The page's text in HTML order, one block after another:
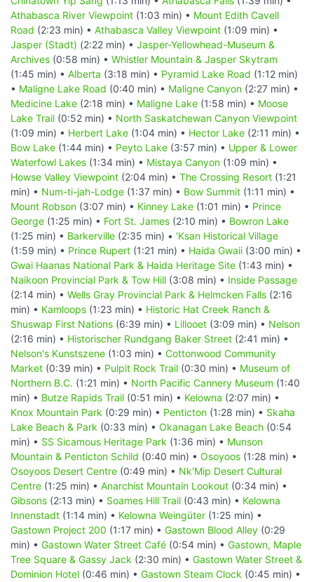
Athabasca River Viewpoint (1:03 min) • Mount Edith Cavell
Road (2:23 min) • Athabasca Valley Viewpoint (1:09 min) •
Jasper (Stadt) (2:22 min) • Jasper-Yellowhead-Museum &
Archives (0:58 min) • Whistler Mountain & Jasper Skytram
(1:45 min) • Alberta (3:18 min) • Pyramid Lake Road (1:12 min)
• Maligne Lake Road (0:40 min) • Maligne Canyon (2:27 min) •
Medicine Lake (2:18 min) • Maligne Lake (1:58 min) • Moose
Lake Trail (0:52 min) • North Saskatchewan Canyon Viewpoint
(1:09 min) • Herbert Lake (1:04 min) • Hector Lake (2:11 min) •
Bow Lake (1:44 min) • Peyto Lake (3:57 min) • Upper & Lower
Waterfowl Lakes (1:34 min) • Mistaya Canyon (1:09 min) •
Howse Valley Viewpoint (2:04 min) • The Crossing Resort (1:21
min) • Num-ti-jah-Lodge (1:37 min) • Bow Summit (1:11 min) •
Mount Robson (3:07 min) • Kinney Lake (1:01 min) • Prince
George (1:25 min) • Fort St. James (2:10 min) • Bowron Lake
(1:25 min) • Barkerville (2:35 min) • 'Ksan Historical Village
(1:59 min) • Prince Rupert (1:21 min) • Haida Gwaii (3:00 min) •
Gwai Haanas National Park & Haida Heritage Site (1:43 min) •
Naikoon Provincial Park & Tow Hill (3:08 min) • Inside Passage
(2:14 min) • Wells Gray Provincial Park & Helmcken Falls (2:16
min) • Kamloops (1:23 min) • Historic Hat Creek Ranch &
Shuswap First Nations (6:39 min) • Lillooet (3:09 min) • Nelson
(2:16 min) • Historischer Rundgang Baker Street (2:41 min) •
Nelson's Kunstszene (1:03 min) • Cottonwood Community
Market (0:39 min) • Pulpit Rock Trail (0:30 min) • Museum of
Northern B.C. (1:21 min) • North Pacific Cannery Museum (1:40
min) • Butze Rapids Trail (0:51 min) • Kelowna (2:07 min) •
Knox Mountain Park (0:29 min) • Penticton (1:28 min) • Skaha
Lake Beach & Park (0:33 min) • Okanagan Lake Beach (0:54
min) • SS Sicamous Heritage Park (1:36 min) • Munson
Mountain & Penticton Schild (0:40 min) • Osoyoos (1:28 min) •
Osoyoos Desert Centre (0:49 min) • Nk'Mip Desert Cultural
Centre (1:25 min) • Anarchist Mountain Lookout (0:34 min) •
Gibsons (2:13 min) • Soames Hill Trail (0:43 min) • Kelowna
Innenstadt (1:14 min) • Kelowna Weingüter (1:25 min) •
Gastown Project 200 (1:17 min) • Gastown Blood Alley (0:29
min) • Gastown Water Street Café (0:54 min) • Gastown, Maple
Tree Square & Gassy Jack (2:30 min) • Gastown Water Street &
Dominion Hotel (0:46 min) • Gastown Steam Clock (0:45 min) •